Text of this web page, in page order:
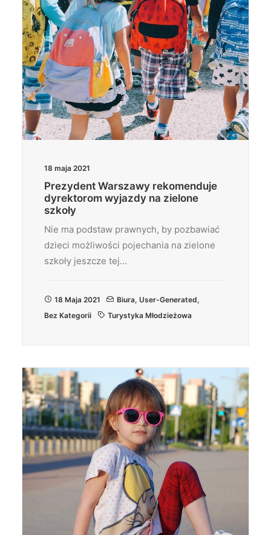
18 maja 2021
Prezydent Warszawy rekomenduje
dyrektorom wyjazdy na zielone
szkoły
Nie ma podstaw prawnych, by pozbawiać
dzieci możliwości pojechania na zielone
szkoły jeszcze tej…
18 Maja 2021 Biura, User-Generated,
Bez Kategorii
Turystyka Młodzieżowa